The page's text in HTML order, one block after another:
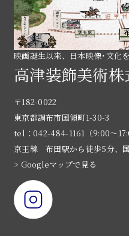
映画誕生以来、日本映像･文化
高津装飾美術
〒182-0022
東京都調布市国領町1-30-3
tel：042-484-1161（9:00〜
京王線 布田駅から徒歩5分、
> Googleマップで見る